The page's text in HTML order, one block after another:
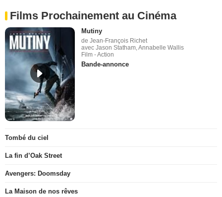
Films Prochainement au Cinéma
Mutiny
de Jean-François Richet
avec Jason Statham, Annabelle Wallis
Film - Action
Bande-annonce
Tombé du ciel
La fin d’Oak Street
Avengers: Doomsday
La Maison de nos rêves